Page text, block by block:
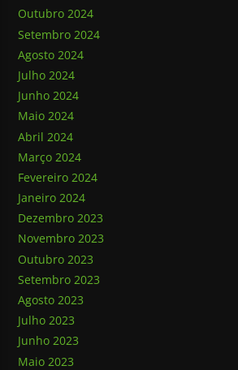
Outubro 2024
Setembro 2024
Agosto 2024
Julho 2024
Junho 2024
Maio 2024
Abril 2024
Março 2024
Fevereiro 2024
Janeiro 2024
Dezembro 2023
Novembro 2023
Outubro 2023
Setembro 2023
Agosto 2023
Julho 2023
Junho 2023
Maio 2023